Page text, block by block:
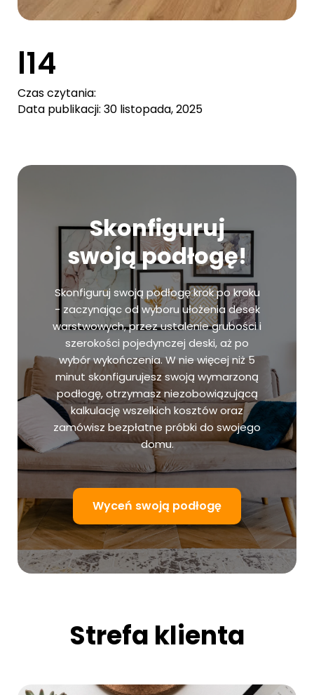
l14
Czas czytania:
Data publikacji: 30 listopada, 2025
Skonfiguruj
swoją podłogę!
Skonfiguruj swoją podłogę krok po kroku
- zaczynając od wyboru ułożenia desek
warstwowych, przez ustalenie grubości i
szerokości pojedynczej deski, aż po
wybór wykończenia. W nie więcej niż 5
minut skonfigurujesz swoją wymarzoną
podłogę, otrzymasz niezobowiązującą
kalkulację wszelkich kosztów oraz
zamówisz bezpłatne próbki do swojego
domu.
Wyceń swoją podłogę
Strefa klienta